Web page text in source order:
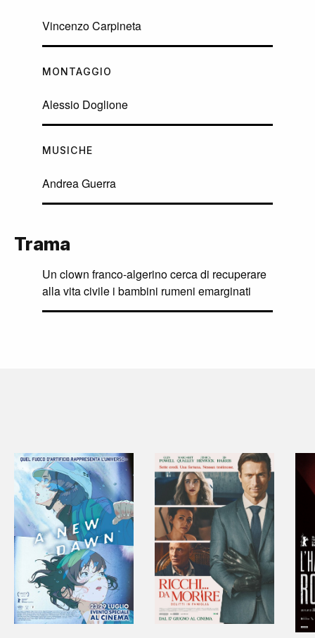
Vincenzo Carpineta
MONTAGGIO
Alessio Doglione
MUSICHE
Andrea Guerra
Trama
Un clown franco-algerino cerca di recuperare
alla vita civile i bambini rumeni emarginati